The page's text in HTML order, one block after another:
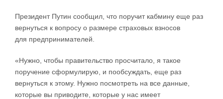
Президент Путин сообщил, что поручит кабмину еще раз
вернуться к вопросу о размере страховых взносов
для предпринимателей.
«Нужно, чтобы правительство просчитало, я такое
поручение сформулирую, и пообсуждать, еще раз
вернуться к этому. Нужно посмотреть на все данные,
которые вы приводите, которые у нас имеет